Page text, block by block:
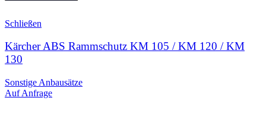
Schließen
Kärcher ABS Rammschutz KM 105 / KM 120 / KM
130
Sonstige Anbausätze
Auf Anfrage